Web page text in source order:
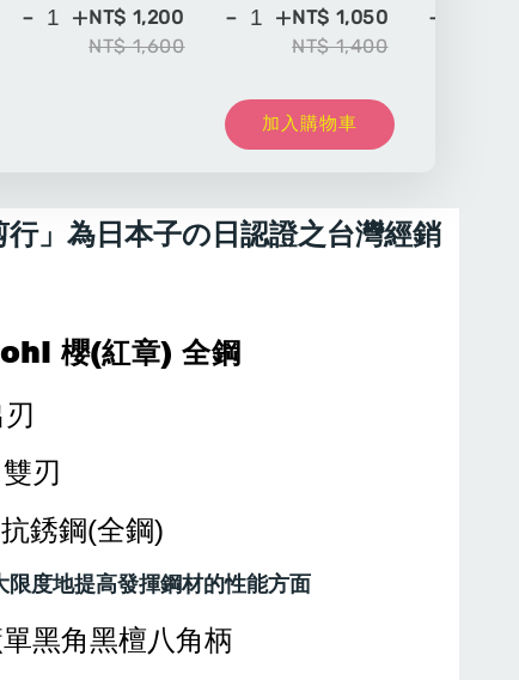
- +NT$ 1,200
NT$ 1,600
- +NT$ 1,050
NT$ 1,400
-
加入購物車
」為日本子の日認證之台灣經銷
櫻(紅章) 全鋼
刃
銹鋼(全鋼)
限度地提高發揮鋼材的性能方面
黑角黑檀八角柄